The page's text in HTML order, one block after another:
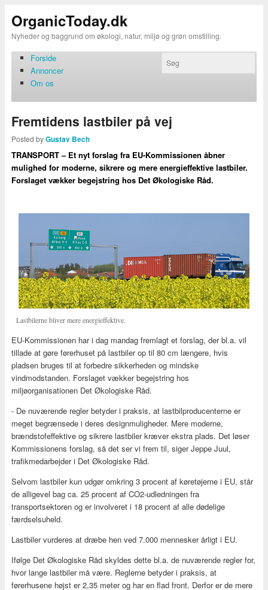
OrganicToday.dk
Nyheder og baggrund om økologi, natur, miljø og grøn omstilling.
Forside
Annoncer
Om os
Fremtidens lastbiler på vej
Posted byGustav Bech
TRANSPORT – Et nyt forslag fra EU-Kommissionen åbner
mulighed for moderne, sikrere og mere energieffektive lastbiler.
Forslaget vækker begejstring hos Det Økologiske Råd.
Lastbilerne bliver mere energieffektive.
EU-Kommissionen har i dag mandag fremlagt et forslag, der bl.a. vil
tillade at gøre førerhuset på lastbiler op til 80 cm længere, hvis
pladsen bruges til at forbedre sikkerheden og mindske
vindmodstanden. Forslaget vækker begejstring hos
miljøorganisationen Det Økologiske Råd.
- De nuværende regler betyder i praksis, at lastbilproducenterne er
meget begrænsede i deres designmuligheder. Mere moderne,
brændstofeffektive og sikrere lastbiler kræver ekstra plads. Det løser
Kommissionens forslag, så det ser vi frem til, siger Jeppe Juul,
trafikmedarbejder i Det Økologiske Råd.
Selvom lastbiler kun udgør omkring 3 procent af køretøjerne i EU, står
de alligevel bag ca. 25 procent af CO2-udledningen fra
transportsektoren og er involveret i 18 procent af alle dødelige
færdselsuheld.
Lastbiler vurderes at dræbe hen ved 7.000 mennesker årligt i EU.
Ifølge Det Økologiske Råd skyldes dette bl.a. de nuværende regler for,
hvor lange lastbiler må være. Reglerne betyder i praksis, at
førerhusene højst er 2,35 meter og har en flad front. Derfor er de mere